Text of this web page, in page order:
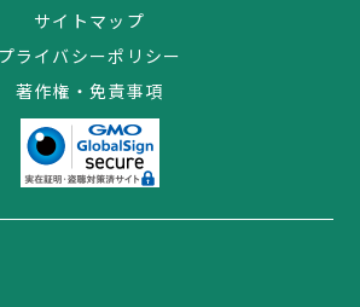
サイトマップ
プライバシーポリシー
著作権・免責事項